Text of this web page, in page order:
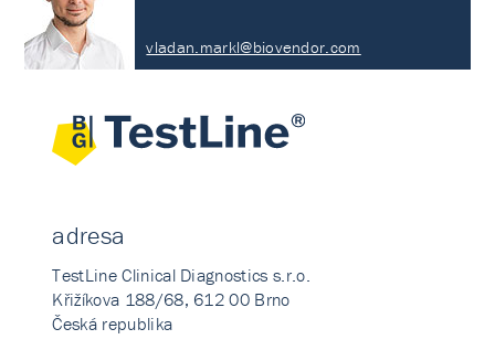
vladan.markl@biovendor.com
adresa
TestLine Clinical Diagnostics s.r.o.
Křižíkova 188/68, 612 00 Brno
Česká republika